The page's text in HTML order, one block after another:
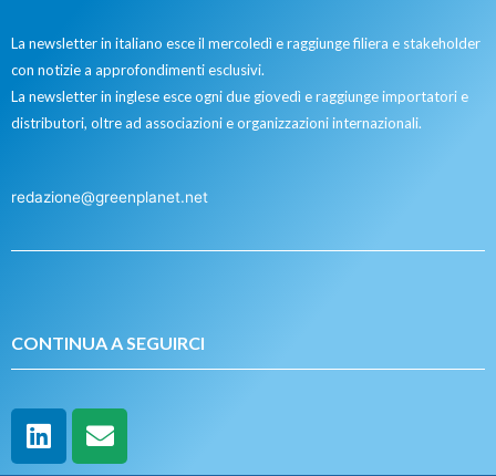
La newsletter in italiano esce il mercoledì e raggiunge filiera e stakeholder
con notizie a approfondimenti esclusivi.
La newsletter in inglese esce ogni due giovedì e raggiunge importatori e
distributori, oltre ad associazioni e organizzazioni internazionali.
redazione@greenplanet.net
CONTINUA A SEGUIRCI